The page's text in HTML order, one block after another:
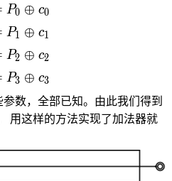
s_0=P_0
\oplus
c_0
P0 ⊕ c0
s_1=P_1
\oplus
c_1
P1 ⊕ c1
s_2=P_2
\oplus
c_2
P2 ⊕ c2
s_3=P_3
\oplus
c_3
P3 ⊕ c3
参数，全部已知。由此我们得到
用这样的方法实现了加法器就